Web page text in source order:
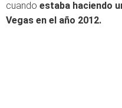
cuando estaba haciendo
Vegas en el año 2012.